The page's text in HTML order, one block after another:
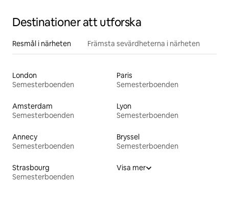
Destinationer att utforska
Resmål i närheten Främsta sevärdheterna i närheten
London
Semesterboenden
Paris
Semesterboenden
Amsterdam
Semesterboenden
Lyon
Semesterboenden
Annecy
Semesterboenden
Bryssel
Semesterboenden
Strasbourg
Semesterboenden
Visa mer